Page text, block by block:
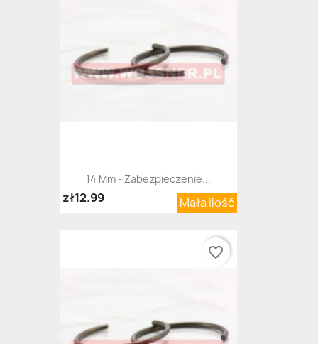
14 Mm - Zabezpieczenie...
Mała ilość
zł12.99
favorite_border